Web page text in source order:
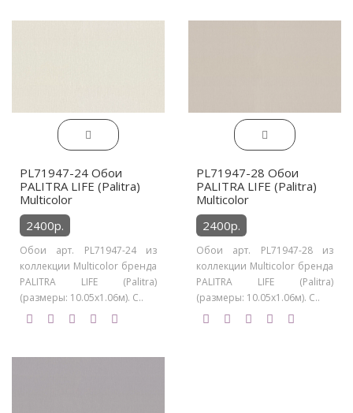
PL71947-24 Обои
PALITRA LIFE (Palitra)
Multicolor
2400р.
Обои арт. PL71947-24 из
коллекции Multicolor бренда
PALITRA LIFE (Palitra)
(размеры: 10.05х1.06м). С..
PL71947-28 Обои
PALITRA LIFE (Palitra)
Multicolor
2400р.
Обои арт. PL71947-28 из
коллекции Multicolor бренда
PALITRA LIFE (Palitra)
(размеры: 10.05х1.06м). С..